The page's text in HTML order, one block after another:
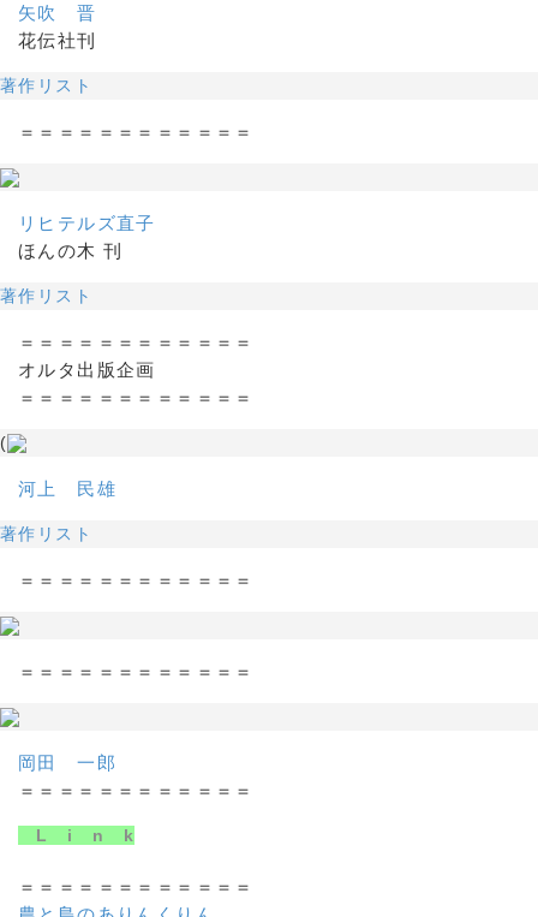
矢吹 晋
花伝社刊
著作リスト
＝＝＝＝＝＝＝＝＝＝＝＝
リヒテルズ直子
ほんの木 刊
著作リスト
＝＝＝＝＝＝＝＝＝＝＝＝
オルタ出版企画
＝＝＝＝＝＝＝＝＝＝＝＝
(
河上 民雄
著作リスト
＝＝＝＝＝＝＝＝＝＝＝＝
＝＝＝＝＝＝＝＝＝＝＝＝
岡田 一郎
＝＝＝＝＝＝＝＝＝＝＝＝
L i n k
＝＝＝＝＝＝＝＝＝＝＝＝